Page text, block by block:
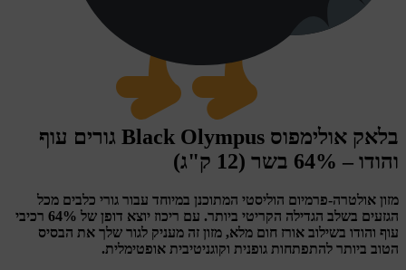
בלאק אולימפוס Black Olympus גורים עוף
והודו – 64% בשר (12 ק"ג)
מזון אולטרה-פרמיום הוליסטי המתוכנן במיוחד עבור גורי כלבים מכל
הגזעים בשלב הגדילה הקריטי ביותר. עם ריכוז יוצא דופן של 64% רכיבי
עוף והודו בשילוב אורז חום מלא, מזון זה מעניק לגור שלך את הבסיס
הטוב ביותר להתפתחות גופנית וקוגניטיבית אופטימלית.